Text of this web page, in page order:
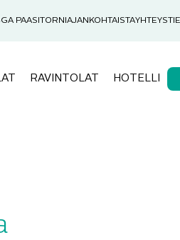
PAASITORNI AJANKOHTAISTA
RAVINTOLAT HOTELLI